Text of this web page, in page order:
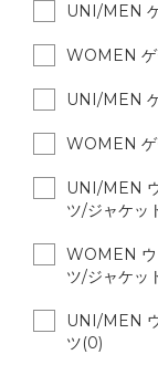
UNI/MEN
WOMEN ゲ
UNI/MEN
WOMEN ゲ
UNI/MEN
ツ/ジャケッ
WOMEN ウ
ツ/ジャケッ
UNI/MEN
ツ(0)